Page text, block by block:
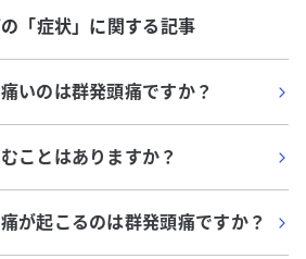
の「症状」に関する記事
いのは群発頭痛ですか？
ことはありますか？
が起こるのは群発頭痛ですか？